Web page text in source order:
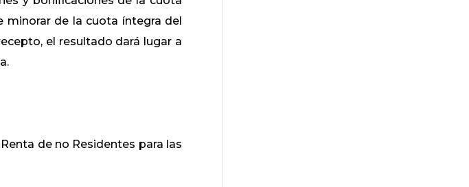
minorar de la cuota íntegra del
el resultado dará lugar a
de no Residentes para las